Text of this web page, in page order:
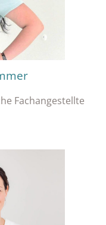
Fachangestellte